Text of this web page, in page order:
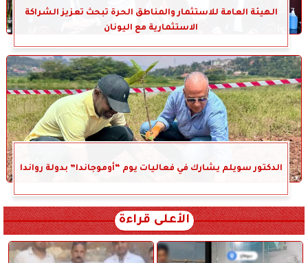
الهيئة العامة للاستثمار والمناطق الحرة تبحث تعزيز الشراكة
الاستثمارية مع اليونان
الدكتور سويلم يشارك في فعاليات يوم “أوموجاندا” بدولة رواندا
الأعلى قراءة